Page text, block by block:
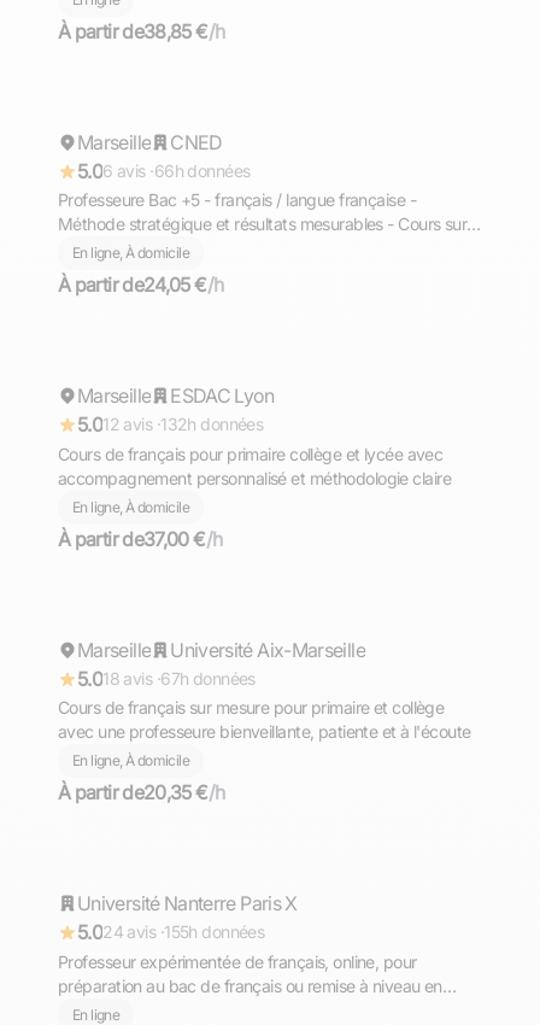
À partir de38,85 €/h
Répond rapidement
Marseille
CNED
5.06 avis ·66h données
Professeure Bac +5 - français / langue française -
Méthode stratégique et résultats mesurables - Cours sur
Marseille et en ligne
En ligne, À domicile
À partir de24,05 €/h
Répond rapidement
Marseille
ESDAC Lyon
5.012 avis ·132h données
Cours de français pour primaire collège et lycée avec
accompagnement personnalisé et méthodologie claire
En ligne, À domicile
À partir de37,00 €/h
Répond rapidement
Marseille
Université Aix-Marseille
5.018 avis ·67h données
Cours de français sur mesure pour primaire et collège
avec une professeure bienveillante, patiente et à l'écoute
En ligne, À domicile
À partir de20,35 €/h
Répond rapidement
Université Nanterre Paris X
5.024 avis ·155h données
Professeur expérimentée de français, online, pour
préparation au bac de français ou remise à niveau en
grammaire, orthographe et conjugaison.
En ligne